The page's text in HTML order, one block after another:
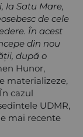
la Satu Mare,
de cele
În acest
din nou
după o
Hunor,
materializeze,
cazul
UDMR,
mai recente